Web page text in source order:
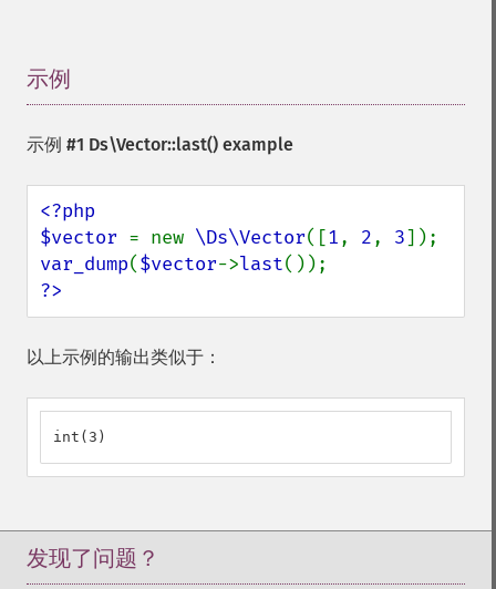
示例
示例 #1 Ds\Vector::last() example
<?php
$vector = new \Ds\Vector([1, 2, 3
var_dump($vector->last
?>
以上示例的输出类似于：
int(3)
发现了问题？